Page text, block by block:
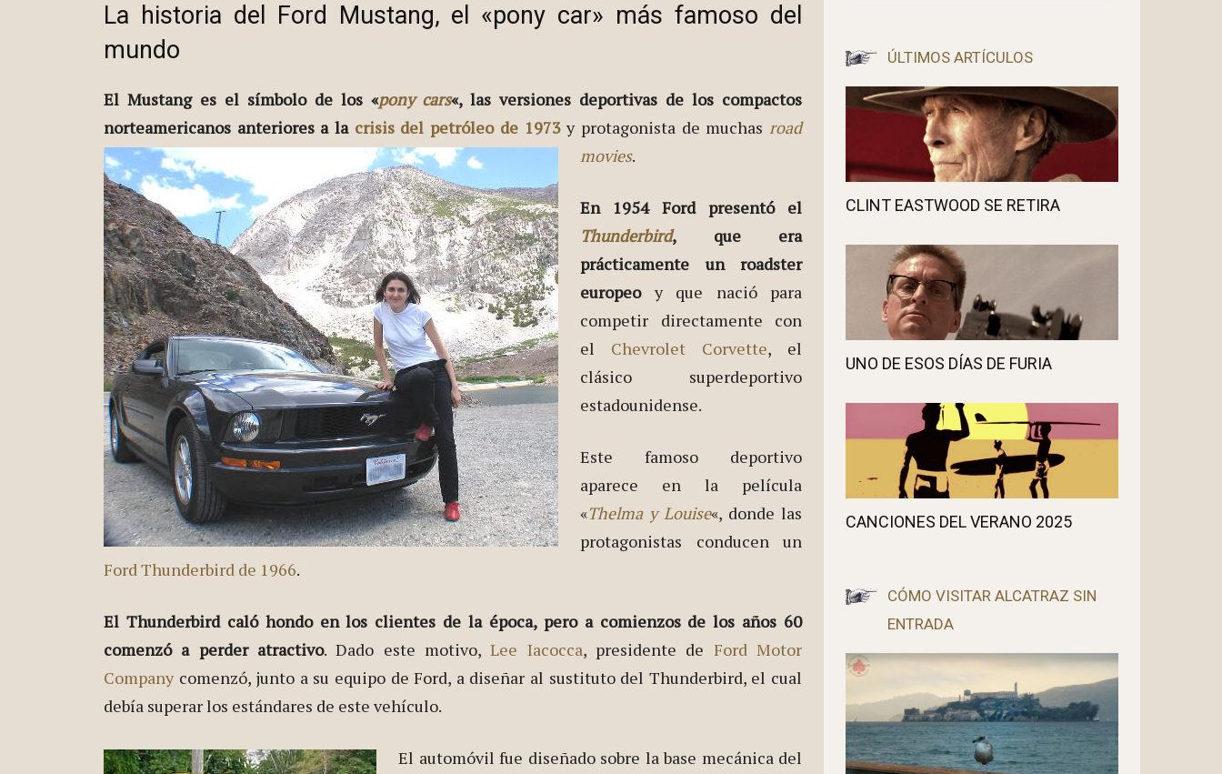
La historia del Ford Mustang, el «pony car» más famoso del
mundo
El Mustang es el símbolo de los «pony cars«, las versiones deportivas de los compactos
norteamericanos anteriores a la crisis del petróleo de 1973y protagonista de muchasroad
movies.
En 1954 Ford presentó el
Thunderbird, que era
prácticamente un roadster
europeoy que nació para
competir directamente con
el Chevrolet Corvette, el
clásico superdeportivo
estadounidense.
Este famoso deportivo
aparece en la película
«Thelma y Louise«, donde las
protagonistas conducen un
Ford Thunderbird de 1966.
El Thunderbird caló hondo en los clientes de la época, pero a comienzos de los años 60
comenzó a perder atractivo. Dado este motivo,Lee Iacocca, presidente de Ford Motor
Company comenzó, junto a su equipo de Ford, a diseñar al sustituto del Thunderbird, el cual
debía superar los estándares de este vehículo.
El automóvil fue diseñado sobre la base mecánica del
ÚLTIMOS ARTÍCULOS
CLINT EASTWOOD SE RETIRA
UNO DE ESOS DÍAS DE FURIA
CANCIONES DEL VERANO 2025
CÓMO VISITAR ALCATRAZ SIN
ENTRADA